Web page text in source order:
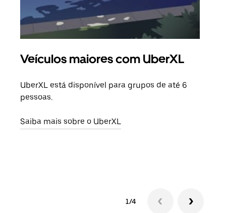
Veículos maiores com UberXL
UberXL está disponível para grupos de até 6
pessoas.
Saiba mais sobre o UberXL
1/4